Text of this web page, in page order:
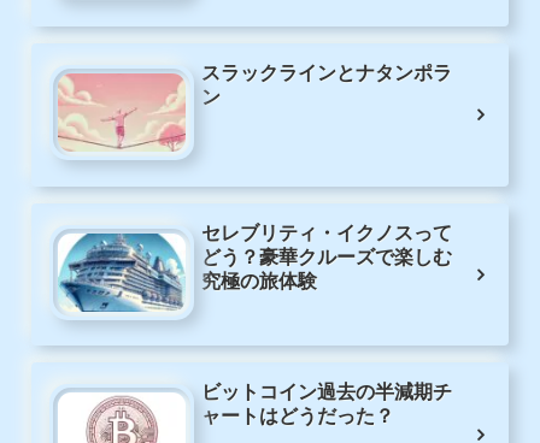
スラックラインとナタンポラ
ン
セレブリティ・イクノスって
どう？豪華クルーズで楽しむ
究極の旅体験
ビットコイン過去の半減期チ
ャートはどうだった？